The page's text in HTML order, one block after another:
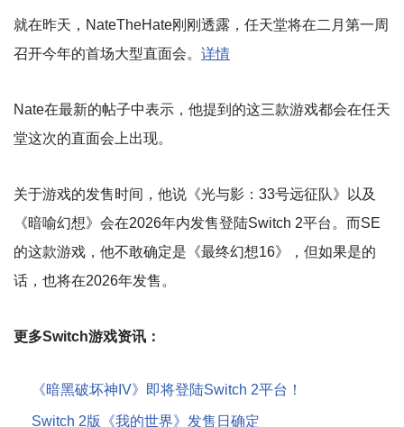
就在昨天，NateTheHate刚刚透露，任天堂将在二月第一周
召开今年的首场大型直面会。 详情
Nate在最新的帖子中表示，他提到的这三款游戏都会在任天
堂这次的直面会上出现。
关于游戏的发售时间，他说《光与影：33号远征队》以及
《暗喻幻想》会在2026年内发售登陆Switch 2平台。而SE
的这款游戏，他不敢确定是《最终幻想16》，但如果是的
话，也将在2026年发售。
更多Switch游戏资讯：
《暗黑破坏神IV》即将登陆Switch 2平台！
Switch 2版《我的世界》发售日确定